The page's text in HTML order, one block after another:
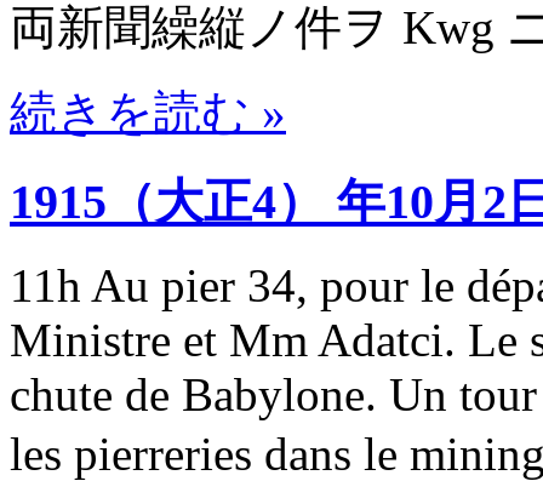
両新聞繰縦ノ件ヲ Kwg
続きを読む »
1915（大正4） 年10月2
11h Au pier 34, pour le
Ministre et Mm Adatci. Le
chute de Babylone. Un
les pierreries dans le